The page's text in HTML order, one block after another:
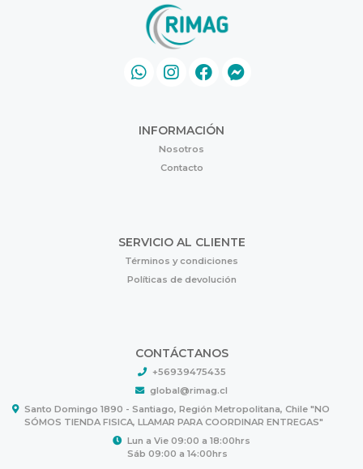
INFORMACIÓN
Nosotros
Contacto
SERVICIO AL CLIENTE
Términos y condiciones
Políticas de devolución
CONTÁCTANOS
+56939475435
global@rimag.cl
Santo Domingo 1890 - Santiago, Región Metropolitana, Chile "NO
SÓMOS TIENDA FISICA, LLAMAR PARA COORDINAR ENTREGAS"
Lun a Vie 09:00 a 18:00hrs
Sáb 09:00 a 14:00hrs